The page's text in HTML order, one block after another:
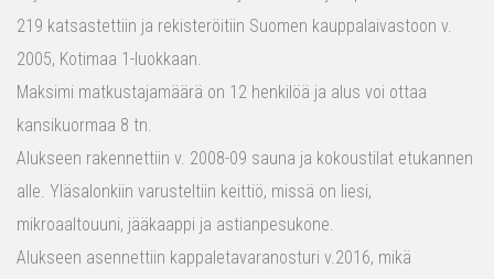
219 katsastettiin ja rekisteröitiin Suomen kauppalaivastoon v.
2005, Kotimaa 1-luokkaan.
Maksimi matkustajamäärä on 12 henkilöä ja alus voi ottaa
kansikuormaa 8 tn.
Alukseen rakennettiin v. 2008-09 sauna ja kokoustilat etukannen
alle. Yläsalonkiin varusteltiin keittiö, missä on liesi,
mikroaaltouuni, jääkaappi ja astianpesukone.
Alukseen asennettiin kappaletavaranosturi v.2016, mikä